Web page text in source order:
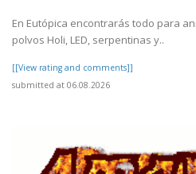
En Eutópica encontrarás todo para
polvos Holi, LED, serpentinas y..
[[View rating and comments]]
submitted at 06.08.2026